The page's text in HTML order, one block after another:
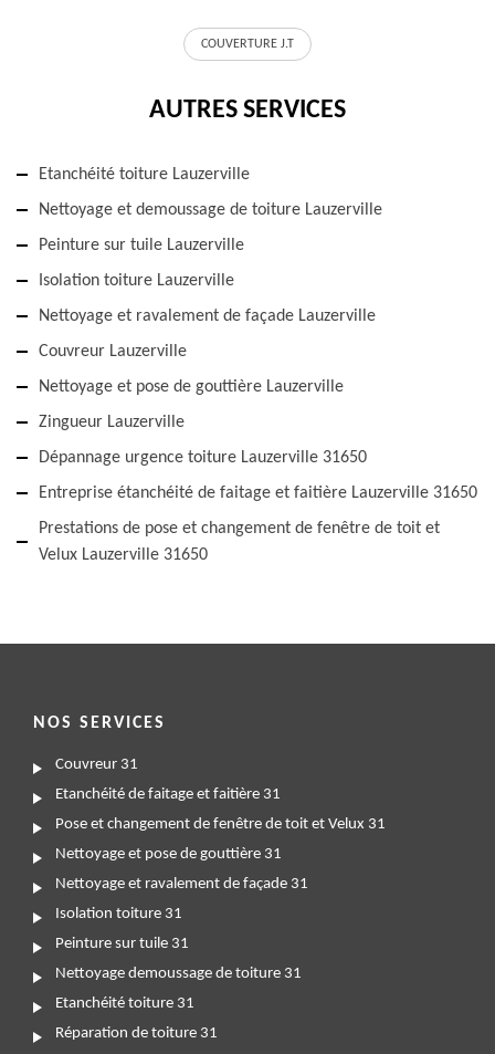
COUVERTURE J.T
AUTRES SERVICES
Etanchéité toiture Lauzerville
Nettoyage et demoussage de toiture Lauzerville
Peinture sur tuile Lauzerville
Isolation toiture Lauzerville
Nettoyage et ravalement de façade Lauzerville
Couvreur Lauzerville
Nettoyage et pose de gouttière Lauzerville
Zingueur Lauzerville
Dépannage urgence toiture Lauzerville 31650
Entreprise étanchéité de faitage et faitière Lauzerville 31650
Prestations de pose et changement de fenêtre de toit et
Velux Lauzerville 31650
NOS SERVICES
Couvreur 31
Etanchéité de faitage et faitière 31
Pose et changement de fenêtre de toit et Velux 31
Nettoyage et pose de gouttière 31
Nettoyage et ravalement de façade 31
Isolation toiture 31
Peinture sur tuile 31
Nettoyage demoussage de toiture 31
Etanchéité toiture 31
Réparation de toiture 31